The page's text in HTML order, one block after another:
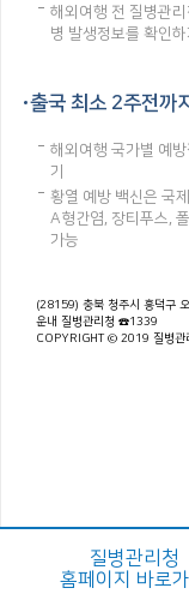
해외여행 전 질병관
병 발생정보를 확인하
출국 최소 2주전까
해외여행 국가별 예
기
황열 예방 백신은 국
A형간염, 장티푸스,
가능
(28159) 충북 청주시 흥덕구
운내 질병관리청 ☎1339
COPYRIGHT © 2019 질병관
질병관리청
홈페이지 바로가